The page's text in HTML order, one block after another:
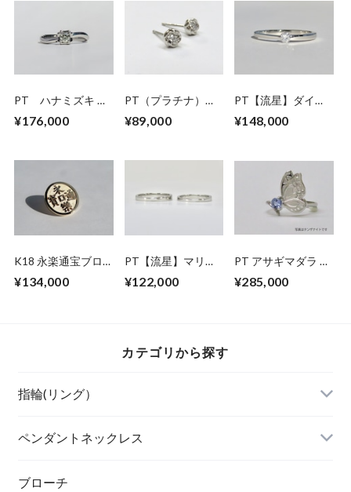
PT ハナミズキ ダ
イヤモンドリング
(0.18ct)
¥176,000
PT（プラチナ）マ
メナシ ダイヤモン
ドピアス
¥89,000
PT【流星】ダイヤ
モンドリング SE-
bp
¥148,000
K18 永楽通宝ブロ
¥134,000
PT【流星】マリッ
P2.5MM
¥122,000
PT アサギマダラ リ
ー】
¥285,000
カテゴリから探す
指輪(リング）
ペンダントネックレス
ブローチ